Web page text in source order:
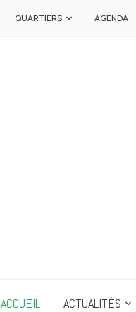
QUARTIERS AGENDA
ACCUEIL ACTUALITÉS